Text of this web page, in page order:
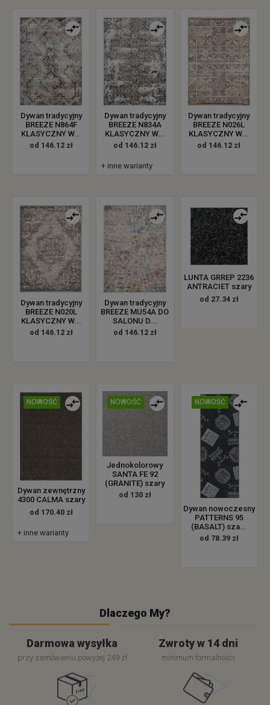
Dywan tradycyjny
BREEZE N864F
KLASYCZNY W...
od 146.12 zł
Dywan tradycyjny
BREEZE N834A
KLASYCZNY W...
od 146.12 zł
+ inne warianty
Dywan tradycyjny
BREEZE N026L
KLASYCZNY W...
od 146.12 zł
Dywan tradycyjny
BREEZE N020L
KLASYCZNY W...
od 146.12 zł
Dywan tradycyjny
BREEZE MU54A DO
SALONU D...
od 146.12 zł
LUNTA GRREP 2236
ANTRACIET szary
od 27.34 zł
NOWOŚĆ
Dywan zewnętrzny
4300 CALMA szary
od 170.40 zł
+ inne warianty
NOWOŚĆ
Jednokolorowy
SANTA FE 92
(GRANITE) szary
od 130 zł
NOWOŚĆ
Dywan nowoczesny
PATTERNS 95
(BASALT) sza...
od 78.39 zł
Dlaczego My?
Darmowa wysyłka
przy zamówieniu powyżej 249 zł
Zwroty w 14 dni
minimum formalności